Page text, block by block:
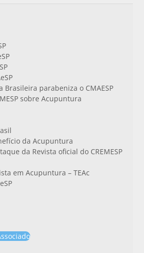
Brasileira parabeniza o CMAESP
sobre Acupuntura
da Acupuntura
da Revista oficial do CREMESP
em Acupuntura – TEAc